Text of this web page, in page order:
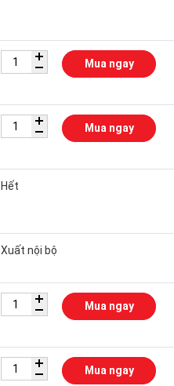
Mua ngay
Mua ngay
Hết
Xuất nội bộ
Mua ngay
Mua ngay